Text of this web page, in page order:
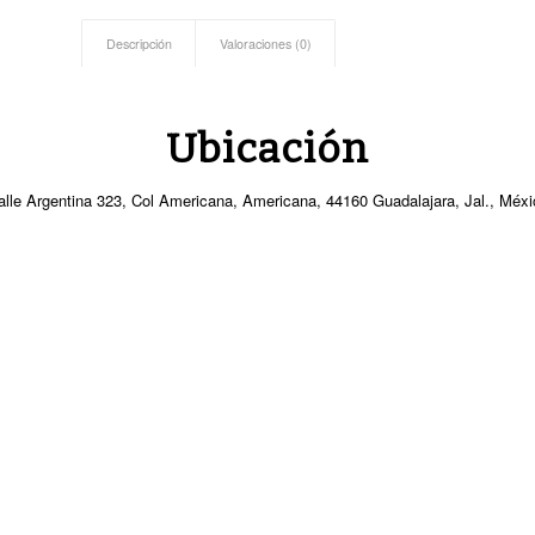
Descripción Valoraciones (0)
Ubicación
Argentina 323, Col Americana, Americana, 44160 Guadalajara, Jal.,